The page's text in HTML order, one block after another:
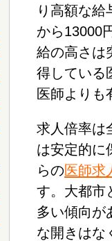
り高額な給
から13000
給の高さは
得している
医師よりも
求人倍率は
は安定的に
らの医師求
す。大都市
多い傾向が
な開きはな